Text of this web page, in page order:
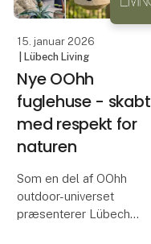
funktionelt – et
15. januar 2026
| Lübech Living
Nye OOhh
fuglehuse - skabt
med respekt for
naturen
Som en del af OOhh
outdoor-universet
præsenterer Lübech